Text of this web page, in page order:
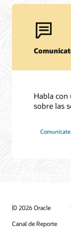
Habla
sobre las
© 2026 Oracle
Canal de Reporte